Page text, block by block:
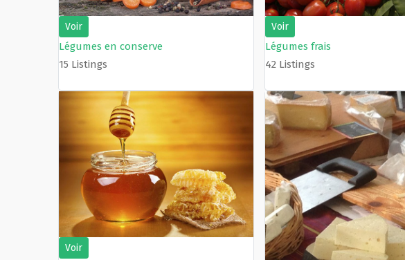
Voir
Légumes en conserve
15 Listings
Voir
Légumes frais
42 Listings
Voir